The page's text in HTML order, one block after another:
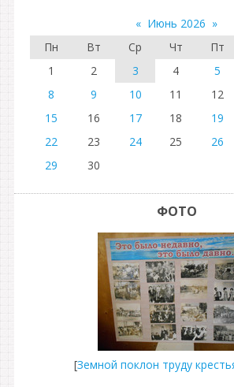
« Июнь 2026 »
Пн
Вт Ср Чт Пт
1
2 3 4 5
8
9 10 11 12
15
16 17 18 19
22
23 24 25 26
29
30
ФОТО
[Земной поклон труду